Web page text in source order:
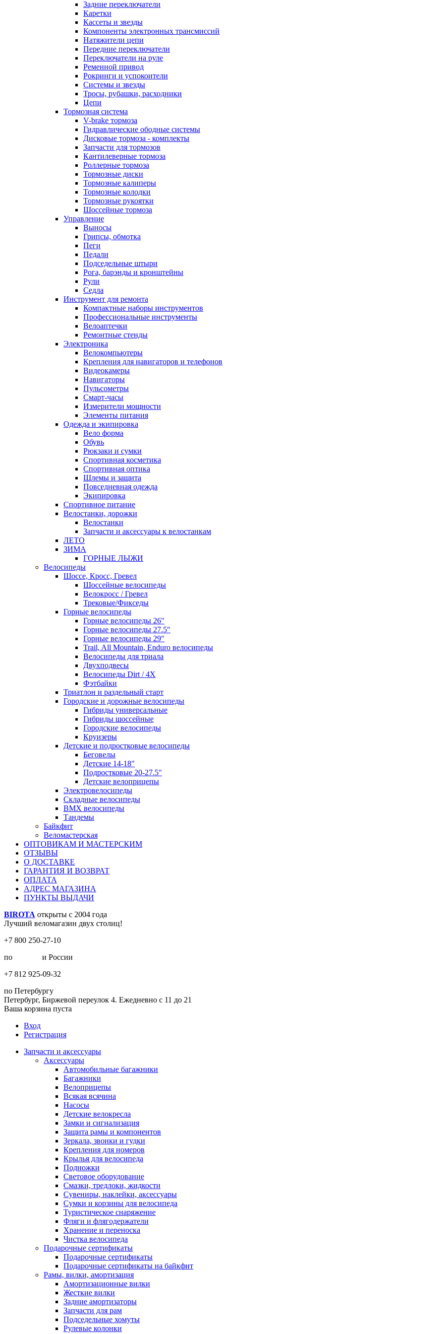
Задние переключатели
Каретки
Кассеты и звезды
Компоненты электронных трансмиссий
Натяжители цепи
Передние переключатели
Переключатели на руле
Ременной привод
Рокринги и успокоители
Системы и звезды
Тросы, рубашки, расходники
Цепи
Тормозная система
V-brake тормоза
Гидравлические ободные системы
Дисковые тормоза - комплекты
Запчасти для тормозов
Кантилеверные тормоза
Роллерные тормоза
Тормозные диски
Тормозные калиперы
Тормозные колодки
Тормозные рукоятки
Шоссейные тормоза
Управление
Выносы
Грипсы, обмотка
Пеги
Педали
Подседельные штыри
Рога, барэнды и кронштейны
Рули
Седла
Инструмент для ремонта
Компактные наборы инструментов
Профессиональные инструменты
Велоаптечки
Ремонтные стенды
Электроника
Велокомпьютеры
Крепления для навигаторов и телефонов
Видеокамеры
Навигаторы
Пульсометры
Смарт-часы
Измерители мощности
Элементы питания
Одежда и экипировка
Вело форма
Обувь
Рюкзаки и сумки
Спортивная косметика
Спортивная оптика
Шлемы и защита
Повседневная одежда
Экипировка
Спортивное питание
Велостанки, дорожки
Велостанки
Запчасти и аксессуары к велостанкам
ЛЕТО
ЗИМА
ГОРНЫЕ ЛЫЖИ
Велосипеды
Шоссе, Кросс, Гревел
Шоссейные велосипеды
Велокросс / Гревел
Трековые/Фикседы
Горные велосипеды
Горные велосипеды 26"
Горные велосипеды 27.5"
Горные велосипеды 29"
Trail, All Mountain, Enduro велосипеды
Велосипеды для триала
Двухподвесы
Велосипеды Dirt / 4X
Фэтбайки
Триатлон и раздельный старт
Городские и дорожные велосипеды
Гибриды универсальные
Гибриды шоссейные
Городские велосипеды
Круизеры
Детские и подростковые велосипеды
Беговелы
Детские 14-18"
Подростковые 20-27.5"
Детские велоприцепы
Электровелосипеды
Складные велосипеды
BMX велосипеды
Тандемы
Байкфит
Веломастерская
ОПТОВИКАМ И МАСТЕРСКИМ
ОТЗЫВЫ
О ДОСТАВКЕ
ГАРАНТИЯ И ВОЗВРАТ
ОПЛАТА
АДРЕС МАГАЗИНА
ПУНКТЫ ВЫДАЧИ
BIROTA открыты с 2004 года
Лучший веломагазин двух столиц!
+7 800 250-27-10
по
и России
+7 812 925-09-32
по Петербургу
Петербург, Биржевой переулок 4. Ежедневно с 11 до 21
Ваша корзина пуста
Вход
Регистрация
Запчасти и аксессуары
Аксессуары
Автомобильные багажники
Багажники
Велоприцепы
Всякая всячина
Насосы
Детские велокресла
Замки и сигнализация
Защита рамы и компонентов
Зеркала, звонки и гудки
Крепления для номеров
Крылья для велосипеда
Подножки
Световое оборудование
Смазки, тредлоки, жидкости
Сувениры, наклейки, аксессуары
Сумки и корзины для велосипеда
Туристическое снаряжение
Фляги и флягодержатели
Хранение и переноска
Чистка велосипеда
Подарочные сертификаты
Подарочные сертификаты
Подарочные сертификаты на байкфит
Рамы, вилки, амортизация
Амортизационные вилки
Жесткие вилки
Задние амортизаторы
Запчасти для рам
Подседельные хомуты
Рулевые колонки